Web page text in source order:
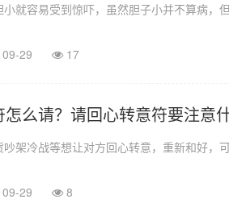
就容易受到惊吓，虽然胆子小并不算病，
09-29 17
怎么请？请回心转意符要注意
吵架冷战等想让对方回心转意，重新和好，
09-29 8